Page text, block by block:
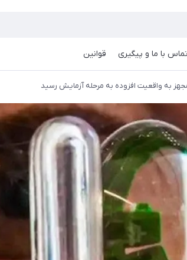
تماس با ما و پیگیری قوانین
به واقعیت افزوده به مرحله آزمایش رسید